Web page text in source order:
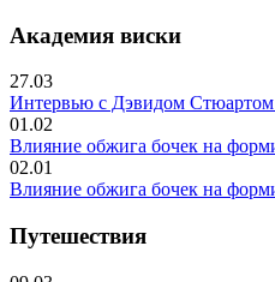
Академия виски
27.03
Интервью с Дэвидом Стюартом
01.02
Влияние обжига бочек на
02.01
Влияние обжига бочек на
Путешествия